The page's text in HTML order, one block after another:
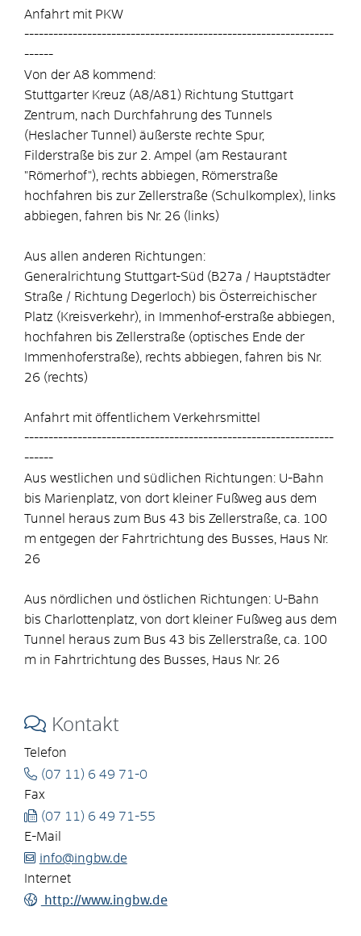
Anfahrt mit PKW
----------------------------------------------------------------
------
Von der A8 kommend:
Stuttgarter Kreuz (A8/A81) Richtung Stuttgart
Zentrum, nach Durchfahrung des Tunnels
(Heslacher Tunnel) äußerste rechte Spur,
Filderstraße bis zur 2. Ampel (am Restaurant
"Römerhof"), rechts abbiegen, Römerstraße
hochfahren bis zur Zellerstraße (Schulkomplex), links
abbiegen, fahren bis Nr. 26 (links)
Aus allen anderen Richtungen:
Generalrichtung Stuttgart-Süd (B27a / Hauptstädter
Straße / Richtung Degerloch) bis Österreichischer
Platz (Kreisverkehr), in Immenhof-erstraße abbiegen,
hochfahren bis Zellerstraße (optisches Ende der
Immenhoferstraße), rechts abbiegen, fahren bis Nr.
26 (rechts)
Anfahrt mit öffentlichem Verkehrsmittel
----------------------------------------------------------------
------
Aus westlichen und südlichen Richtungen: U-Bahn
bis Marienplatz, von dort kleiner Fußweg aus dem
Tunnel heraus zum Bus 43 bis Zellerstraße, ca. 100
m entgegen der Fahrtrichtung des Busses, Haus Nr.
26
Aus nördlichen und östlichen Richtungen: U-Bahn
bis Charlottenplatz, von dort kleiner Fußweg aus dem
Tunnel heraus zum Bus 43 bis Zellerstraße, ca. 100
m in Fahrtrichtung des Busses, Haus Nr. 26
Kontakt
Telefon
(07 11) 6 49 71-0
Fax
(07 11) 6 49 71-55
E-Mail
info@ingbw.de
Internet
http://www.ingbw.de